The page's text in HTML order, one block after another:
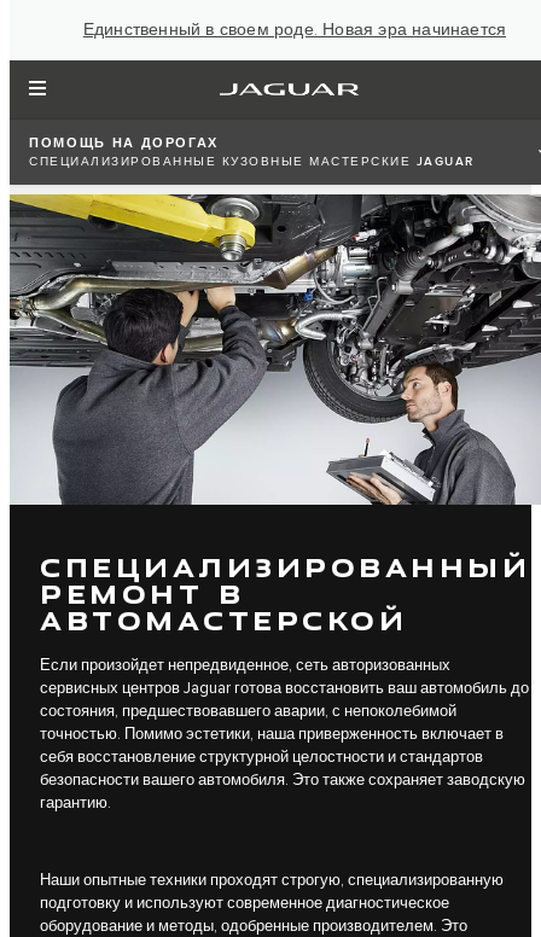
Единственный в своем роде. Новая эра начинается
ПОМОЩЬ НА ДОРОГАХ
СПЕЦИАЛИЗИРОВАННЫЕ КУЗОВНЫЕ МАСТЕРСКИЕ JAGUAR
СПЕЦИАЛИЗИРОВАННЫЙ
РЕМОНТ В
АВТОМАСТЕРСКОЙ
Если произойдет непредвиденное, сеть авторизованных
сервисных центров Jaguar готова восстановить ваш автомобиль до
состояния, предшествовавшего аварии, с непоколебимой
точностью. Помимо эстетики, наша приверженность включает в
себя восстановление структурной целостности и стандартов
безопасности вашего автомобиля. Это также сохраняет заводскую
гарантию.
Наши опытные техники проходят строгую, специализированную
подготовку и используют современное диагностическое
оборудование и методы, одобренные производителем. Это